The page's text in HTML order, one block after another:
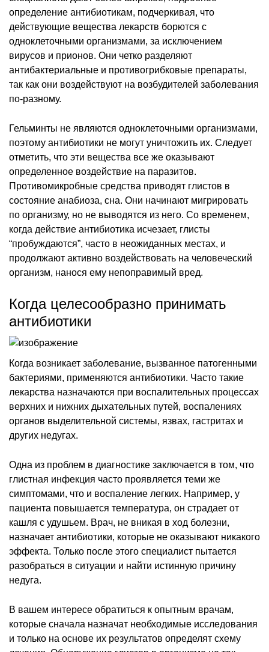
определение антибиотикам, подчеркивая, что
действующие вещества лекарств борются с
одноклеточными организмами, за исключением
вирусов и прионов. Они четко разделяют
антибактериальные и противогрибковые препараты,
так как они воздействуют на возбудителей заболевания
по-разному.
Гельминты не являются одноклеточными организмами,
поэтому антибиотики не могут уничтожить их. Следует
отметить, что эти вещества все же оказывают
определенное воздействие на паразитов.
Противомикробные средства приводят глистов в
состояние анабиоза, сна. Они начинают мигрировать
по организму, но не выводятся из него. Со временем,
когда действие антибиотика исчезает, глисты
“пробуждаются”, часто в неожиданных местах, и
продолжают активно воздействовать на человеческий
организм, нанося ему непоправимый вред.
Когда целесообразно принимать
антибиотики
Когда возникает заболевание, вызванное патогенными
бактериями, применяются антибиотики. Часто такие
лекарства назначаются при воспалительных процессах
верхних и нижних дыхательных путей, воспалениях
органов выделительной системы, язвах, гастритах и
других недугах.
Одна из проблем в диагностике заключается в том, что
глистная инфекция часто проявляется теми же
симптомами, что и воспаление легких. Например, у
пациента повышается температура, он страдает от
кашля с удушьем. Врач, не вникая в ход болезни,
назначает антибиотики, которые не оказывают никакого
эффекта. Только после этого специалист пытается
разобраться в ситуации и найти истинную причину
недуга.
В вашем интересе обратиться к опытным врачам,
которые сначала назначат необходимые исследования
и только на основе их результатов определят схему